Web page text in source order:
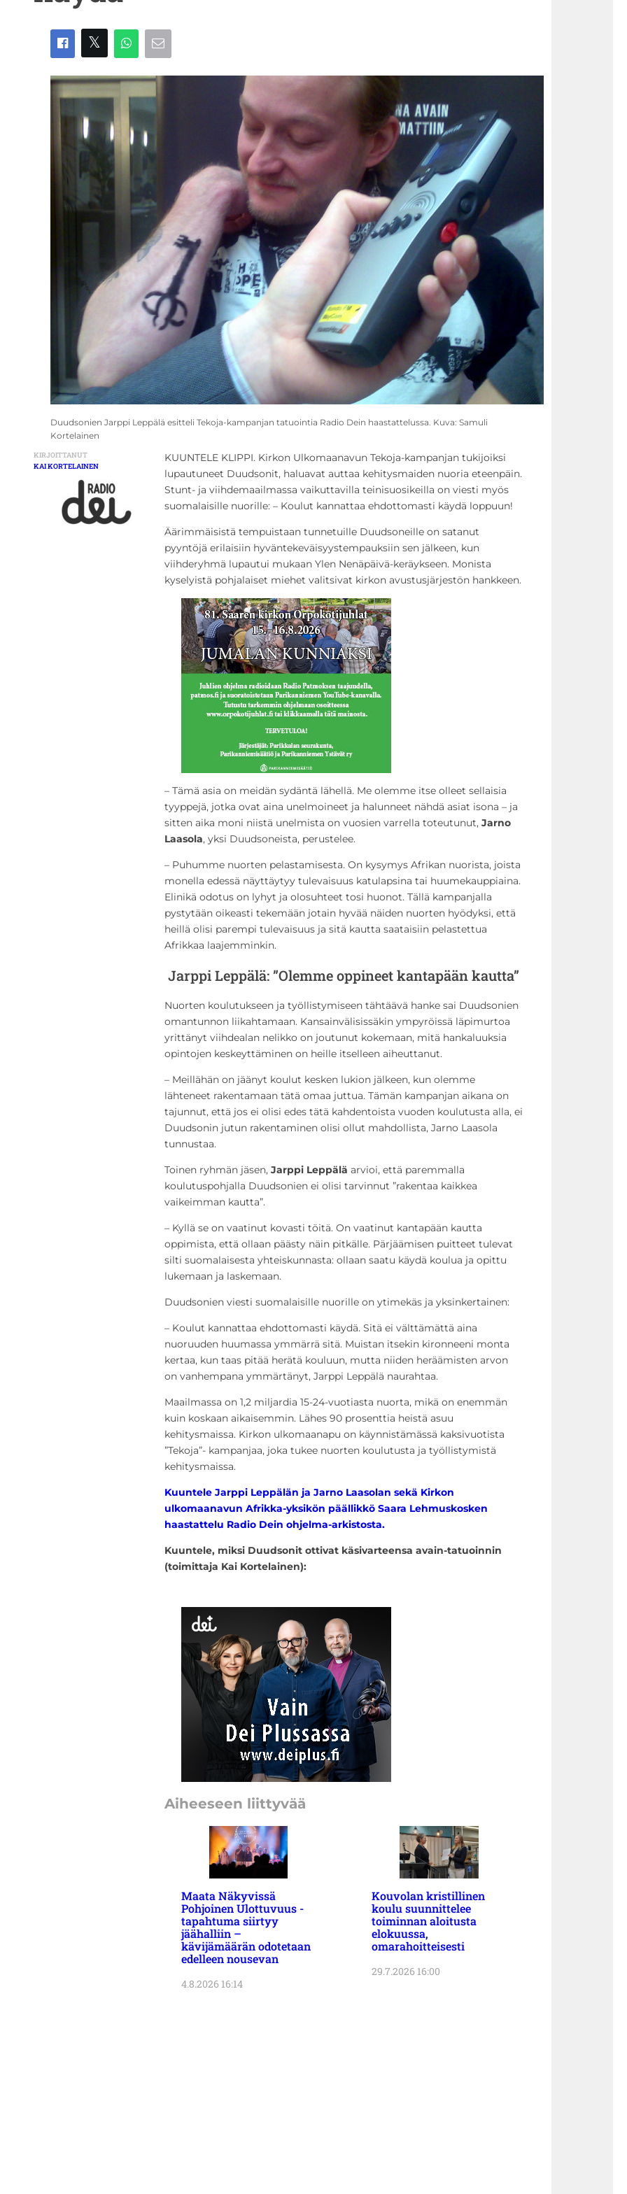
Duudsonien Jarppi Leppälä esitteli Tekoja-kampanjan tatuointia Radio Dein haastattelussa. Kuva: Samuli
Kortelainen
KIRJOITTANUT
KAI KORTELAINEN
KUUNTELE KLIPPI. Kirkon Ulkomaanavun Tekoja-kampanjan tukijoiksi
lupautuneet Duudsonit, haluavat auttaa kehitysmaiden nuoria eteenpäin.
Stunt- ja viihdemaailmassa vaikuttavilla teinisuosikeilla on viesti myös
suomalaisille nuorille: – Koulut kannattaa ehdottomasti käydä loppuun!
Äärimmäisistä tempuistaan tunnetuille Duudsoneille on satanut
pyyntöjä erilaisiin hyväntekeväisyystempauksiin sen jälkeen, kun
viihderyhmä lupautui mukaan Ylen Nenäpäivä-keräykseen. Monista
kyselyistä pohjalaiset miehet valitsivat kirkon avustusjärjestön hankkeen.
– Tämä asia on meidän sydäntä lähellä. Me olemme itse olleet sellaisia
tyyppejä, jotka ovat aina unelmoineet ja halunneet nähdä asiat isona – ja
sitten aika moni niistä unelmista on vuosien varrella toteutunut, Jarno
Laasola, yksi Duudsoneista, perustelee.
– Puhumme nuorten pelastamisesta. On kysymys Afrikan nuorista, joista
monella edessä näyttäytyy tulevaisuus katulapsina tai huumekauppiaina.
Elinikä odotus on lyhyt ja olosuhteet tosi huonot. Tällä kampanjalla
pystytään oikeasti tekemään jotain hyvää näiden nuorten hyödyksi, että
heillä olisi parempi tulevaisuus ja sitä kautta saataisiin pelastettua
Afrikkaa laajemminkin.
Jarppi Leppälä: ”Olemme oppineet kantapään kautta”
Nuorten koulutukseen ja työllistymiseen tähtäävä hanke sai Duudsonien
omantunnon liikahtamaan. Kansainvälisissäkin ympyröissä läpimurtoa
yrittänyt viihdealan nelikko on joutunut kokemaan, mitä hankaluuksia
opintojen keskeyttäminen on heille itselleen aiheuttanut.
– Meillähän on jäänyt koulut kesken lukion jälkeen, kun olemme
lähteneet rakentamaan tätä omaa juttua. Tämän kampanjan aikana on
tajunnut, että jos ei olisi edes tätä kahdentoista vuoden koulutusta alla, ei
Duudsonin jutun rakentaminen olisi ollut mahdollista, Jarno Laasola
tunnustaa.
Toinen ryhmän jäsen, Jarppi Leppälä arvioi, että paremmalla
koulutuspohjalla Duudsonien ei olisi tarvinnut ”rakentaa kaikkea
vaikeimman kautta”.
– Kyllä se on vaatinut kovasti töitä. On vaatinut kantapään kautta
oppimista, että ollaan päästy näin pitkälle. Pärjäämisen puitteet tulevat
silti suomalaisesta yhteiskunnasta: ollaan saatu käydä koulua ja opittu
lukemaan ja laskemaan.
Duudsonien viesti suomalaisille nuorille on ytimekäs ja yksinkertainen:
– Koulut kannattaa ehdottomasti käydä. Sitä ei välttämättä aina
nuoruuden huumassa ymmärrä sitä. Muistan itsekin kironneeni monta
kertaa, kun taas pitää herätä kouluun, mutta niiden heräämisten arvon
on vanhempana ymmärtänyt, Jarppi Leppälä naurahtaa.
Maailmassa on 1,2 miljardia 15-24-vuotiasta nuorta, mikä on enemmän
kuin koskaan aikaisemmin. Lähes 90 prosenttia heistä asuu
kehitysmaissa. Kirkon ulkomaanapu on käynnistämässä kaksivuotista
”Tekoja”- kampanjaa, joka tukee nuorten koulutusta ja työllistymistä
kehitysmaissa.
Kuuntele Jarppi Leppälän ja Jarno Laasolan sekä Kirkon
ulkomaanavun Afrikka-yksikön päällikkö Saara Lehmuskosken
haastattelu Radio Dein ohjelma-arkistosta.
Kuuntele, miksi Duudsonit ottivat käsivarteensa avain-tatuoinnin
(toimittaja Kai Kortelainen):
Aiheeseen liittyvää
Maata Näkyvissä
Pohjoinen Ulottuvuus -
tapahtuma siirtyy
jäähalliin –
kävijämäärän odotetaan
edelleen nousevan
4.8.2026 16:14
Kouvolan kristillinen
koulu suunnittelee
toiminnan aloitusta
elokuussa,
omarahoitteisesti
29.7.2026 16:00